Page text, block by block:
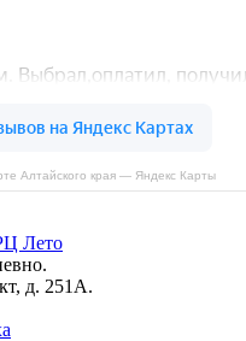
Алтайского края — Яндекс Карты
Лето
д. 251А.